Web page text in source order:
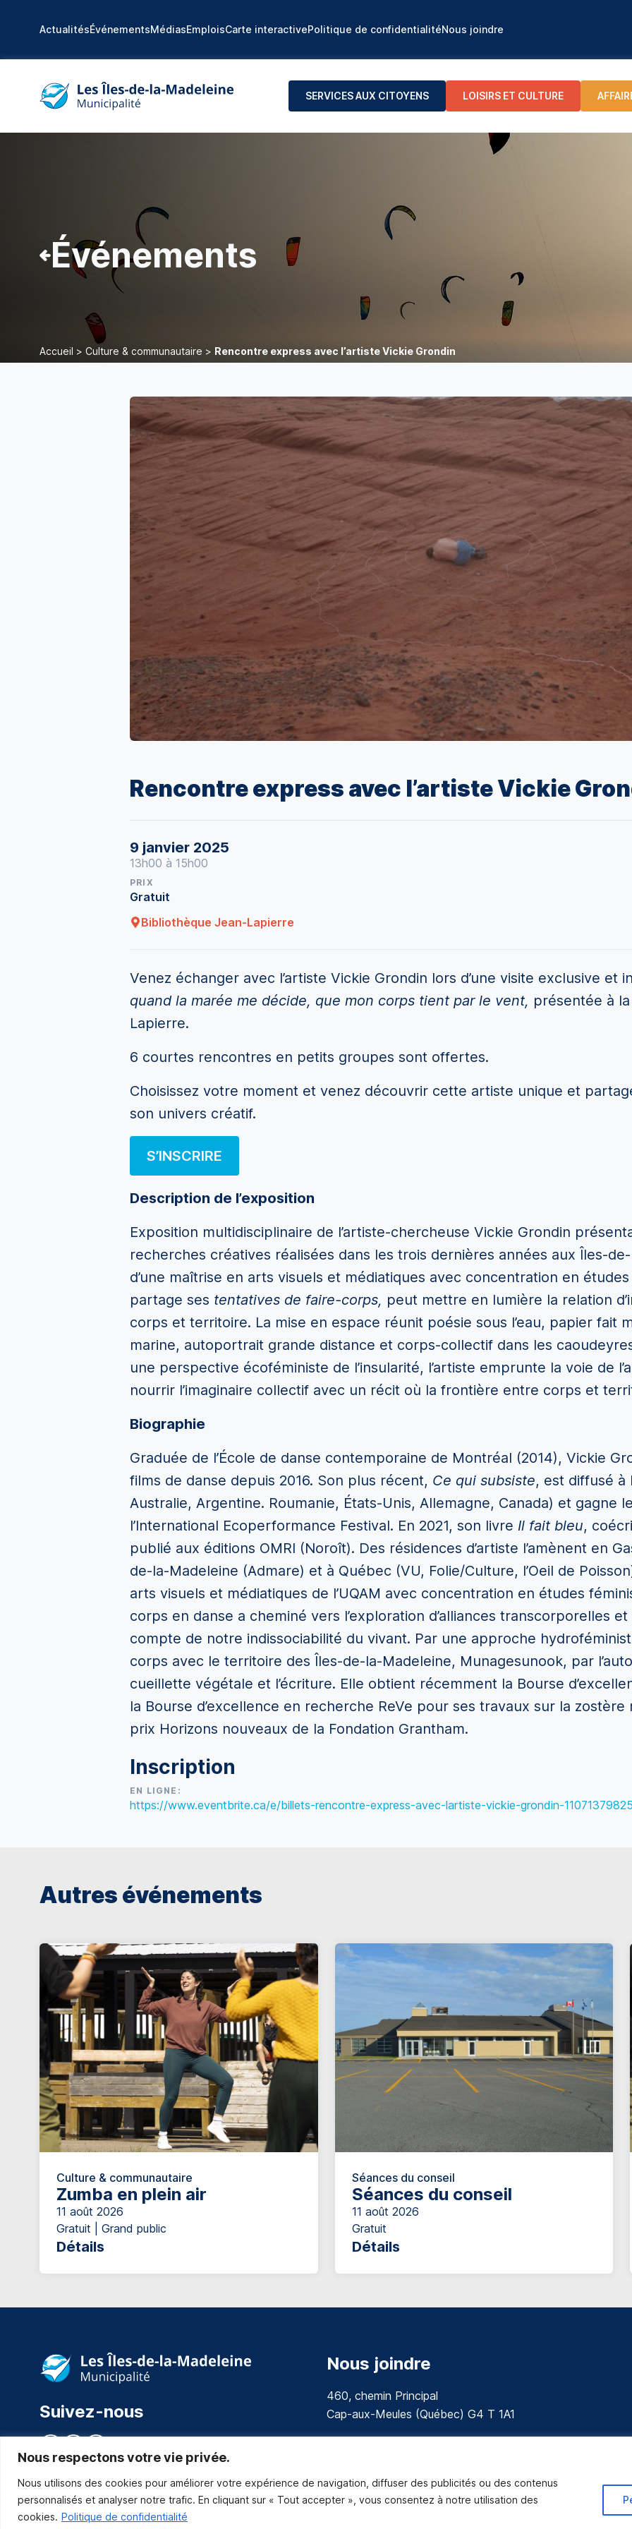
Nous respectons votre vie privée.
Nous utilisons des cookies pour améliorer votre expérience de navigation, diffuser des publicités ou des contenus
personnalisés et analyser notre trafic. En cliquant sur « Tout accepter », vous consentez à notre utilisation des
cookies. Politique de confidentialité
ActualitésÉvénementsMédiasEmploisCarte interactivePolitique de confidentialitéNous joindre
SERVICES AUX CITOYENS LOISIRS ET CULTURE
Événements
Accueil > Culture & communautaire > Rencontre express avec l’artiste Vickie Grondin
Rencontre express avec l’artiste Vickie
9 janvier 2025
13h00 à 15h00
PRIX
Gratuit
Bibliothèque Jean-Lapierre
Venez échanger avec l’artiste Vickie Grondin lors d’une visite exclusive et
quand la marée me décide, que mon corps tient par le vent, présentée à
Lapierre.
6 courtes rencontres en petits groupes sont offertes.
Choisissez votre moment et venez découvrir cette artiste unique et
son univers créatif.
S’INSCRIRE
Description de l’exposition
Exposition multidisciplinaire de l’artiste-chercheuse Vickie Grondin
recherches créatives réalisées dans les trois dernières années aux Îles-
d’une maîtrise en arts visuels et médiatiques avec concentration en études
partage ses tentatives de faire-corps, peut mettre en lumière la relation
corps et territoire. La mise en espace réunit poésie sous l’eau, papier fait
marine, autoportrait grande distance et corps-collectif dans les
une perspective écoféministe de l’insularité, l’artiste emprunte la voie de
nourrir l’imaginaire collectif avec un récit où la frontière entre corps et
Biographie
Graduée de l’École de danse contemporaine de Montréal (2014), Vickie
films de danse depuis 2016. Son plus récent, Ce qui subsiste, est diffusé à
Australie, Argentine. Roumanie, États-Unis, Allemagne, Canada) et gagne
l’International Ecoperformance Festival. En 2021, son livre Il fait bleu,
publié aux éditions OMRI (Noroît). Des résidences d’artiste l’amènent en
de-la-Madeleine (Admare) et à Québec (VU, Folie/Culture, l’Oeil de
arts visuels et médiatiques de l’UQAM avec concentration en études
corps en danse a cheminé vers l’exploration d’alliances transcorporelles
compte de notre indissociabilité du vivant. Par une approche
corps avec le territoire des Îles-de-la-Madeleine, Munagesunook, par
cueillette végétale et l’écriture. Elle obtient récemment la Bourse
la Bourse d’excellence en recherche ReVe pour ses travaux sur la
prix Horizons nouveaux de la Fondation Grantham.
Inscription
EN LIGNE:
https://www.eventbrite.ca/e/billets-rencontre-express-avec-lartiste-vickie-grondin-
Autres événements
Culture & communautaire
Zumba en plein air
11 août 2026
Gratuit | Grand public
Détails
Séances du conseil
Séances du conseil
11 août 2026
Gratuit
Détails
Suivez-nous
Nous joindre
460, chemin Principal
Cap-aux-Meules (Québec) G4 T 1A1
Composez le 1 en tout temps pour toutes urgences.